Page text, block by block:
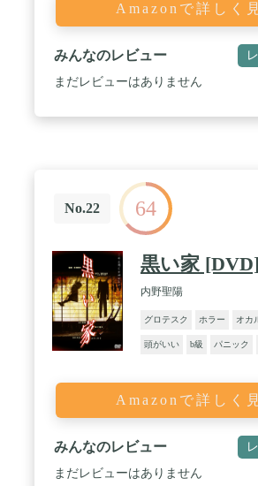
Amazonで詳しく
みんなのレビュー
まだレビューはありません
No.22 64
黒い家 [DVD]
内野聖陽
グロテスク ホラー オカ
頭がいい b級 パニック
Amazonで詳しく
みんなのレビュー
まだレビューはありません